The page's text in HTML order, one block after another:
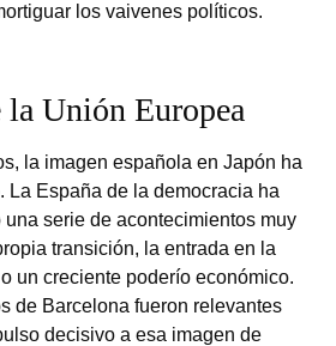
los vaivenes políticos.
la Unión Europea
la imagen española en Japón ha
La España de la democracia ha
serie de acontecimientos muy
transición, la entrada en la
un creciente poderío económico.
de Barcelona fueron relevantes
decisivo a esa imagen de